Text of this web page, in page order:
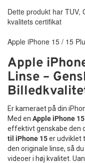
Dette produkt har TUV,
kvalitets certifikat
Apple iPhone 15 / 15
Apple
Linse –
Er kameraet på din
Med en Apple iPhone
effektivt genskabe den
til iPhone 15er udviklet
den originale linse, så
videoer i høj kvalitet.